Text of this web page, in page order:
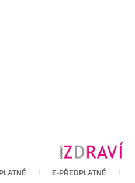
E-PŘEDPLATNÉ